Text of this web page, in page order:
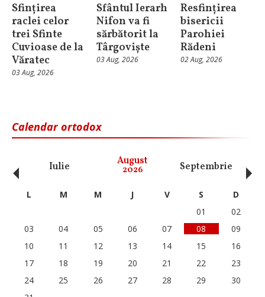
Sfințirea
raclei celor
trei Sfinte
Cuvioase de la
Văratec
03 Aug, 2026
Sfântul Ierarh
Nifon va fi
sărbătorit la
Târgoviște
03 Aug, 2026
Resfințirea
bisericii
Parohiei
Rădeni
02 Aug, 2026
Calendar ortodox
Iulie August
2026 Septembrie
‹ L M M J V S
D
01
02
03
04 05 06 07 08
09
10
11 12 13 14 15
16
17
18 19 20 21 22
23
24
25 26 27 28 29
30